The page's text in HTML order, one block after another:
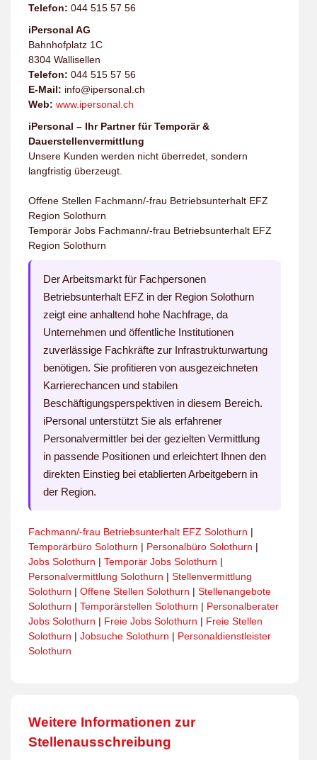
Telefon: 044 515 57 56
iPersonal AG
Bahnhofplatz 1C
8304 Wallisellen
Telefon: 044 515 57 56
E-Mail: info@ipersonal.ch
Web: www.ipersonal.ch
iPersonal – Ihr Partner für Temporär &
Dauerstellenvermittlung
Unsere Kunden werden nicht überredet, sondern
langfristig überzeugt.
Offene Stellen Fachmann/-frau Betriebsunterhalt EFZ
Region Solothurn
Temporär Jobs Fachmann/-frau Betriebsunterhalt EFZ
Region Solothurn
Der Arbeitsmarkt für Fachpersonen
Betriebsunterhalt EFZ in der Region Solothurn
zeigt eine anhaltend hohe Nachfrage, da
Unternehmen und öffentliche Institutionen
zuverlässige Fachkräfte zur Infrastrukturwartung
benötigen. Sie profitieren von ausgezeichneten
Karrierechancen und stabilen
Beschäftigungsperspektiven in diesem Bereich.
iPersonal unterstützt Sie als erfahrener
Personalvermittler bei der gezielten Vermittlung
in passende Positionen und erleichtert Ihnen den
direkten Einstieg bei etablierten Arbeitgebern in
der Region.
Fachmann/-frau Betriebsunterhalt EFZ Solothurn |
Temporärbüro Solothurn | Personalbüro Solothurn |
Jobs Solothurn | Temporär Jobs Solothurn |
Personalvermittlung Solothurn | Stellenvermittlung
Solothurn | Offene Stellen Solothurn | Stellenangebote
Solothurn | Temporärstellen Solothurn | Personalberater
Jobs Solothurn | Freie Jobs Solothurn | Freie Stellen
Solothurn | Jobsuche Solothurn | Personaldienstleister
Solothurn
Weitere Informationen zur
Stellenausschreibung